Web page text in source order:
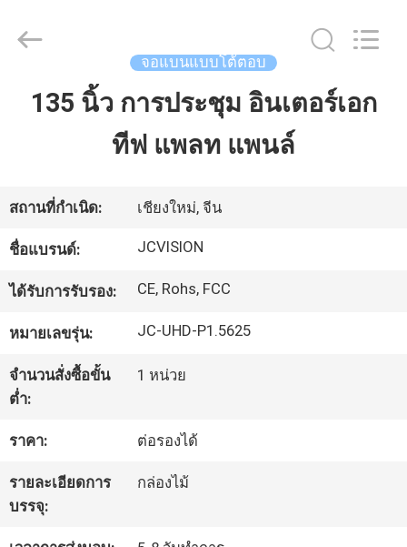
บ้าน
เกี่ยว
กับ
เรา
ทัวร์
โรงงาน
ควบคุม
Shenzhen
Junction
จอแบนแบบโต้ตอบ
135 นิ้ว การประชุม อินเตอร์เอก
ทีฟ แพลท แพนล์
สถานที่กำเนิด: เชียงใหม่, จีน
ชื่อแบรนด์: JCVISION
ได้รับการรับรอง: CE, Rohs, FCC
หมายเลขรุ่น: JC-UHD-P1.5625
จำนวนสั่งซื้อขั้น
ต่ำ:
1 หน่วย
ราคา: ต่อรองได้
รายละเอียดการ
บรรจุ:
กล่องไม้